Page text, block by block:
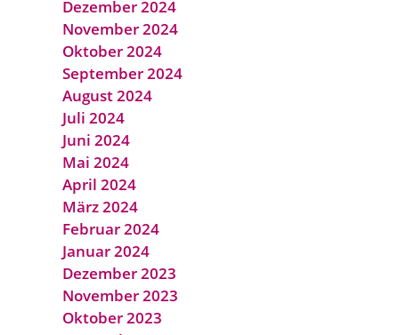
Dezember 2024
November 2024
Oktober 2024
September 2024
August 2024
Juli 2024
Juni 2024
Mai 2024
April 2024
März 2024
Februar 2024
Januar 2024
Dezember 2023
November 2023
Oktober 2023